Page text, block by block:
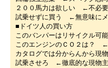
２００馬力は欲しい ←不必要
試乗せずに買う ←無意味にメ
■ドイツ人の買い方
このバンパーはリサイクル
このエンジンのＣＯ２は？ ←
カタログでは分からんから
試乗させろ ←徹底的な現物